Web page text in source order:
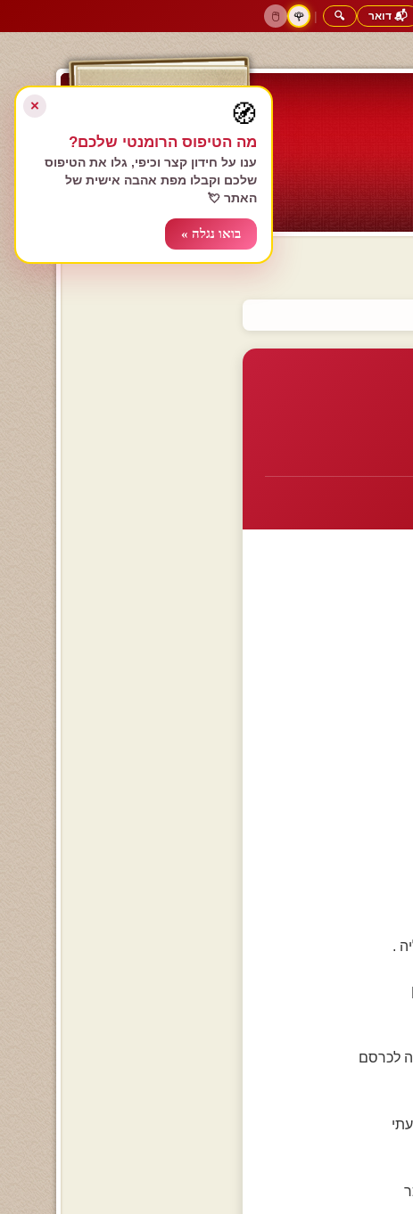
📬 דואר 🔍
|
🌹
🖱️
הרשם עכשיו
התחבר
.
לכרסם